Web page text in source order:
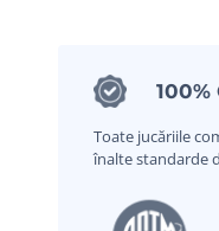
100%
Toate jucăriile
înalte standarde